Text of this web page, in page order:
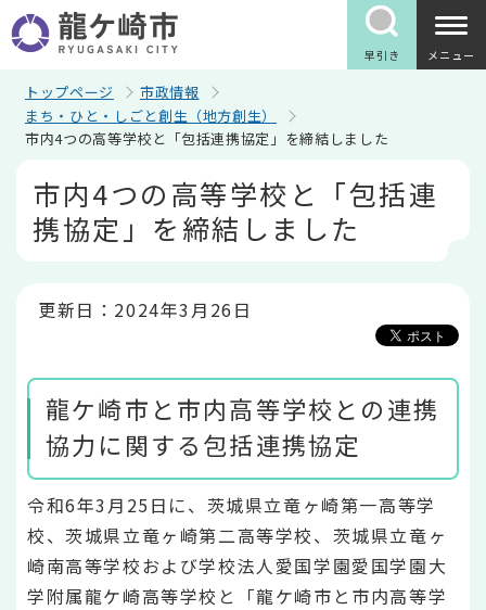
の
ペ
早引き メニュー
トップページ
市政情報
まち・ひと・しごと創生（地方創生）
市内4つの高等学校と「包括連携協定」を締結しました
市内4つの高等学校と「包括連
携協定」を締結しました
更新日：2024年3月26日
龍ケ崎市と市内高等学校との連携
協力に関する包括連携協定
令和6年3月25日に、茨城県立竜ヶ崎第一高等学
校、茨城県立竜ヶ崎第二高等学校、茨城県立竜ヶ
崎南高等学校および学校法人愛国学園愛国学園大
学附属龍ケ崎高等学校と「龍ケ崎市と市内高等学